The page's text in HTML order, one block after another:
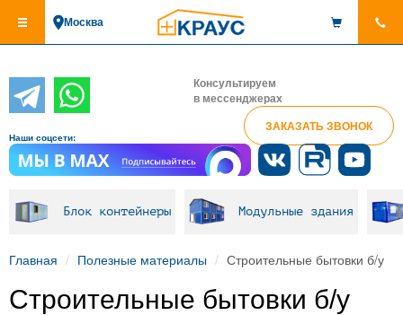
основному
Москва
Консультируем
в мессенджерах
ЗАКАЗАТЬ ЗВОНОК
Наши соцсети:
Блок контейнеры Модульные здания
Главная Полезные материалы Строительные бытовки б/у
Строительные бытовки б/у